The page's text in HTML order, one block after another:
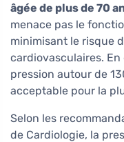
âgée de plus de 70
menace pas le
minimisant le risque
cardiovasculaires.
pression autour de
acceptable pour la
Selon les
de Cardiologie, la